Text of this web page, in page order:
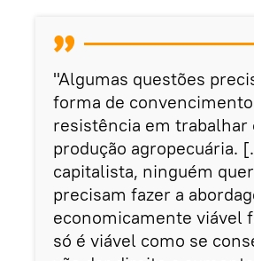
"Algumas questões
forma de
resistência em
produção agropecuária.
capitalista, ninguém
precisam fazer a
economicamente viável
só é viável como se